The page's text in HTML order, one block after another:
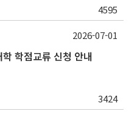
4595
학점교류 신청 안내
3424
2026-07-01